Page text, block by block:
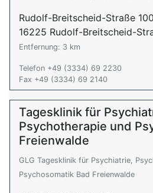
Rudolf-Breitscheid-Straße 100
16225 Rudolf-Breitscheid-
Entfernung: 3 km
Telefon +49 (3334) 69 2230
Fax +49 (3334) 69 2140
Tagesklinik für
Psychotherapie und
Freienwalde
GLG Tagesklinik für Psychiatrie,
Psychosomatik Bad Freienwalde